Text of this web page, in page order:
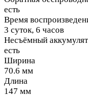
есть
Время
3 суток, 6 часов
Несъёмный
есть
Ширина
70.6 мм
Длина
147 мм